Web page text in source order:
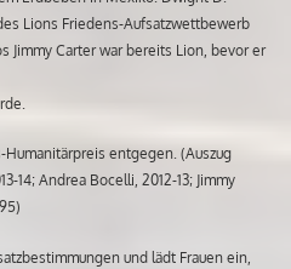
Lions Friedens-Aufsatzwettbewerb
Jimmy Carter war bereits Lion, bevor er
entgegen. (Auszug
14; Andrea Bocelli, 2012-13; Jimmy
und lädt Frauen ein,